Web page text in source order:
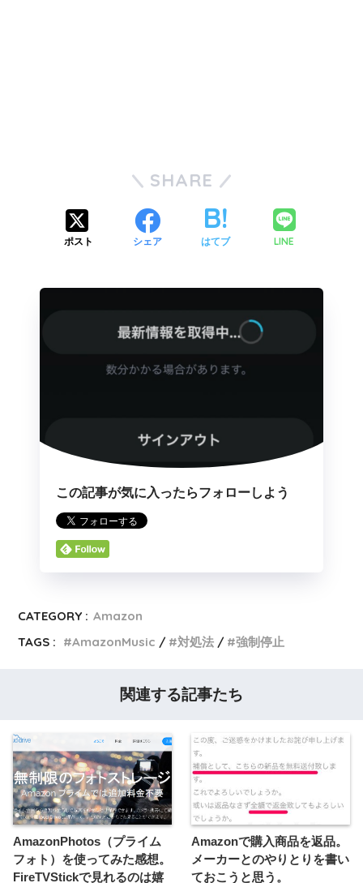
SHARE
ポスト シェア はてブ LINE
この記事が気に入ったらフォローしよう
CATEGORY : Amazon
TAGS :
AmazonMusic 対処法 強制停止
関連する記事たち
AmazonPhotos（プライム
フォト）を使ってみた感想。
FireTVStickで見れるのは嬉
Amazonで購入商品を返品。
メーカーとのやりとりを書い
ておこうと思う。